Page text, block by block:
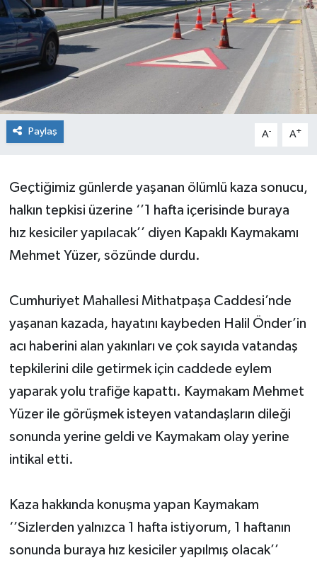
Paylaş A- A+
Geçtiğimiz günlerde yaşanan ölümlü kaza sonucu,
halkın tepkisi üzerine ‘’1 hafta içerisinde buraya
hız kesiciler yapılacak’’ diyen Kapaklı Kaymakamı
Mehmet Yüzer, sözünde durdu.
Cumhuriyet Mahallesi Mithatpaşa Caddesi’nde
yaşanan kazada, hayatını kaybeden Halil Önder’in
acı haberini alan yakınları ve çok sayıda vatandaş
tepkilerini dile getirmek için caddede eylem
yaparak yolu trafiğe kapattı. Kaymakam Mehmet
Yüzer ile görüşmek isteyen vatandaşların dileği
sonunda yerine geldi ve Kaymakam olay yerine
intikal etti.
Kaza hakkında konuşma yapan Kaymakam
‘’Sizlerden yalnızca 1 hafta istiyorum, 1 haftanın
sonunda buraya hız kesiciler yapılmış olacak’’
Ekonomi
Sağlık
Yaşam